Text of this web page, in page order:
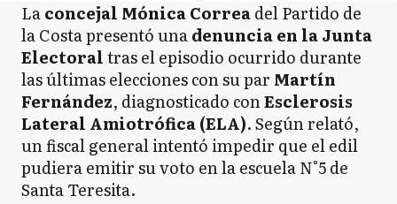
Laconcejal Mónica Correadel Partido de
la Costa presentó unadenuncia en la Junta
Electoraltras el episodio ocurrido durante
las últimas elecciones con su par Martín
Fernández, diagnosticado conEsclerosis
Lateral Amiotrófica (ELA). Según relató,
un fiscal general intentó impedir que el edil
pudiera emitir su voto en la escuela N°5 de
Santa Teresita.